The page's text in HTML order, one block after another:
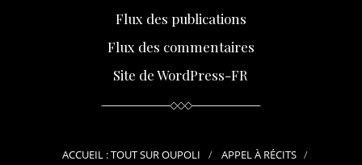
Flux des publications
Flux des commentaires
Site de WordPress-FR
ACCUEIL : TOUT SUR OUPOLI APPEL À RÉCITS